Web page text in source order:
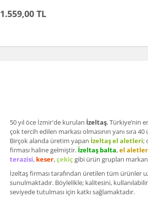
1.559,00 TL
50 yıl öce İzmir'de kurulan İzeltaş, Türkiye’nin
çok tercih edilen markası olmasının yanı sıra
Birçok alanda üretim yapan İzeltaş el aletleri;
firması haline gelmiştir. İzeltaş balta,el
terazisi, keser,çekiç gibi ürün grupları
İzeltaş firması tarafından üretilen tüm ürünler
sunulmaktadır. Böylelikle; kalitesini,
seviyede tutulması için katkı sağlamaktadır.